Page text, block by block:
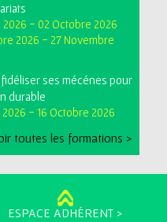
2026 - 02 Octobre 2026
2026 - 27 Novembre
fidéliser ses mécénes pour
durable
- 16 Octobre 2026
toutes les formations >
ESPACE ADHÉRENT >